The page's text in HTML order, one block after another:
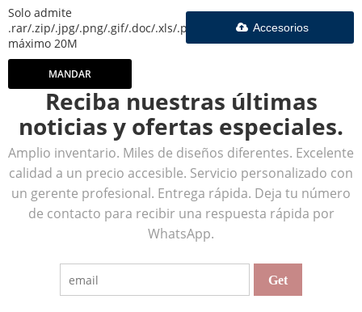
Solo admite
.rar/.zip/.jpg/.png/.gif/.doc/.xls/.pdf,
máximo 20M
Accesorios
MANDAR
Reciba nuestras últimas
noticias y ofertas especiales.
Amplio inventario. Miles de diseños diferentes. Excelente
calidad a un precio accesible. Servicio personalizado con
un gerente profesional. Entrega rápida. Deja tu número
de contacto para recibir una respuesta rápida por
WhatsApp.